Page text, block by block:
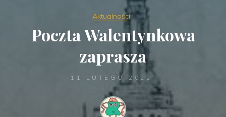
Aktualności
Poczta Walentynkowa
zaprasza
11 LUTEGO 2022